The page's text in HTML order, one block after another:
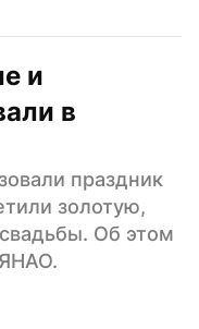
и
в
праздник
золотую,
Об этом